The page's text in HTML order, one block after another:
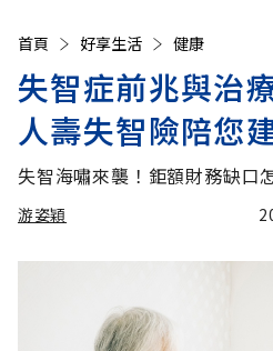
首頁 好享生活 健康
失智症前兆與治
人壽失智險陪您
失智海嘯來襲！鉅額財務缺口
游姿穎